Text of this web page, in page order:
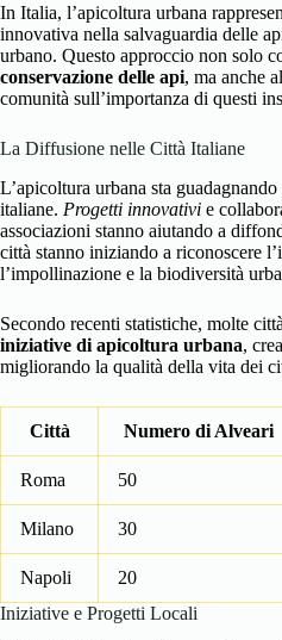
In Italia, l’apicoltura urbana
innovativa nella salvaguardia delle
urbano. Questo approccio non solo
conservazione delle api, ma anche
comunità sull’importanza di questi
La Diffusione nelle Città Italiane
L’apicoltura urbana sta
italiane. Progetti innovativi e
associazioni stanno aiutando a
città stanno iniziando a riconoscere
l’impollinazione e la biodiversità
Secondo recenti statistiche, molte
iniziative di apicoltura urbana,
migliorando la qualità della vita dei
Città Numero di Alveari
Roma 50
Milano 30
Napoli 20
Iniziative e Progetti Locali